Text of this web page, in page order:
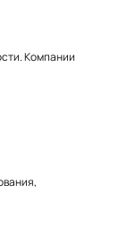
Компании